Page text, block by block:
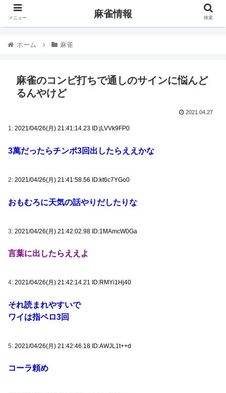
ホーム 麻雀
麻雀のコンビ打ちで通しのサインに悩んど
るんやけど
2021.04.27
1: 2021/04/26(月) 21:41:14.23 ID:jLVVk9FP0
3萬だったらチンポ3回出したらええかな
2: 2021/04/26(月) 21:41:58.56 ID:kt6c7YGo0
おもむろに天気の話やりだしたりな
3: 2021/04/26(月) 21:42:02.98 ID:1MAmcW0Ga
言葉に出したらええよ
4: 2021/04/26(月) 21:42:14.21 ID:RMYi1Hj40
それ読まれやすいで
ワイは指ペロ3回
5: 2021/04/26(月) 21:42:46.18 ID:AWJL1t++d
コーラ頼め
メニュー 麻雀情報 検索